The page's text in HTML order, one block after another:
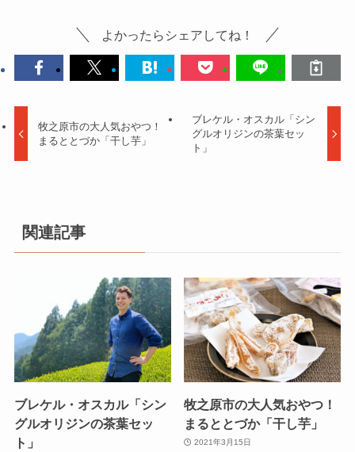
よかったらシェアしてね！
牧之原市の大人気おやつ！
まるととづか「干し芋」
ブレケル・オスカル「シン
グルオリジンの茶葉セッ
ト」
関連記事
ブレケル・オスカル「シン
グルオリジンの茶葉セッ
ト」
牧之原市の大人気おやつ！
まるととづか「干し芋」
2021年3月15日